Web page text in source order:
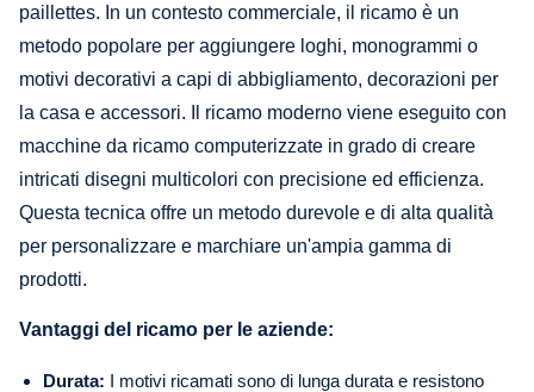
paillettes. In un contesto commerciale, il ricamo è un
metodo popolare per aggiungere loghi, monogrammi o
motivi decorativi a capi di abbigliamento, decorazioni per
la casa e accessori. Il ricamo moderno viene eseguito con
macchine da ricamo computerizzate in grado di creare
intricati disegni multicolori con precisione ed efficienza.
Questa tecnica offre un metodo durevole e di alta qualità
per personalizzare e marchiare un'ampia gamma di
prodotti.
Vantaggi del ricamo per le aziende:
Durata: I motivi ricamati sono di lunga durata e resistono